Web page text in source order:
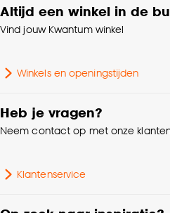
Altijd een winkel in de
Vind jouw Kwantum winkel
Winkels en openingstijden
Heb je vragen?
Neem contact op met onze
Klantenservice